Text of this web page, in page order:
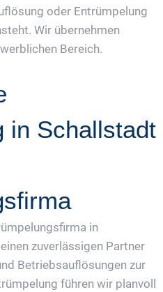
oder Entrümpelung
Wir übernehmen
Bereich.
in Schallstadt
in
zuverlässigen Partner
Betriebsauflösungen zur
führen wir planvoll